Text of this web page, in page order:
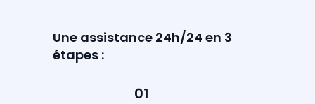
Une assistance 24h/24 en 3
étapes :
01